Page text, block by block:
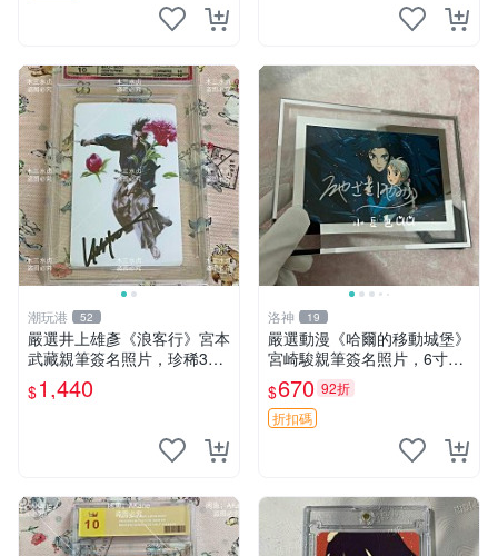
潮玩港 52
嚴選井上雄彥《浪客行》宮本
武藏親筆簽名照片，珍稀3英
寸國外直帶原圖實物 浪客行
紙質 簽名 宮本武藏
$1,440
洛神 19
嚴選動漫《哈爾的移動城堡》
宮崎駿親筆簽名照片，6寸含
框珍藏版 哈爾的移動城堡 簽
名照 公仔周邊
$670 92折
折扣碼